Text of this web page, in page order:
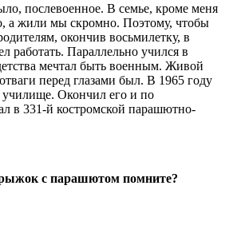
послевоенное. В семье, кроме меня
а жили мы скромно. Поэтому, чтобы
окончив восьмилетку, в
работать. Параллельно учился в
мечтал быть военным. Живой
перед глазами был. В 1965 году
училище. Окончил его и по
в 331-й костромской парашютно-
с парашютом помните?